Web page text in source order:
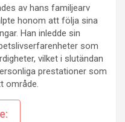
av hans familjearv
honom att följa sina
Han inledde sin
som
vilket i slutändan
prestationer som
område.